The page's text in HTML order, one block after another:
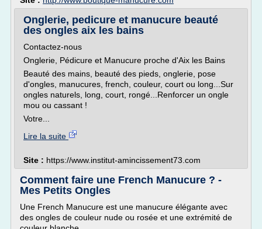
Onglerie, pedicure et manucure beauté
des ongles aix les bains
Contactez-nous
Onglerie, Pédicure et Manucure proche d'Aix les Bains
Beauté des mains, beauté des pieds, onglerie, pose
d'ongles, manucures, french, couleur, court ou long...Sur
ongles naturels, long, court, rongé...Renforcer un ongle
mou ou cassant !
Votre...
Lire la suite
Site : https://www.institut-amincissement73.com
Comment faire une French Manucure ? -
Mes Petits Ongles
Une French Manucure est une manucure élégante avec
des ongles de couleur nude ou rosée et une extrémité de